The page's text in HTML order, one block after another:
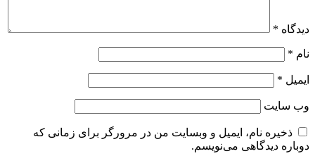
دیدگاه *
نام *
ایمیل *
وب‌ سایت
ذخیره نام، ایمیل و وبسایت من در مرورگر برای زمانی که
دوباره دیدگاهی می‌نویسم.